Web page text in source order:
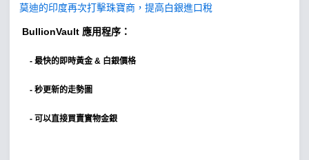
莫迪的印度再次打擊珠寶商，提高白銀進口稅
BullionVault 應用程序：
- 最快的即時黃金 & 白銀價格
- 秒更新的走勢圖
- 可以直接買賣實物金銀